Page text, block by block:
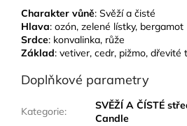
Charakter vůně: Svěží a čisté
Hlava: ozón, zelené lístky, bergamot
Srdce: konvalinka, růže
Základ: vetiver, cedr, pižmo, dřevité
Doplňkové parametry
Kategorie:
SVĚŽÍ A ČÍSTÉ
Candle